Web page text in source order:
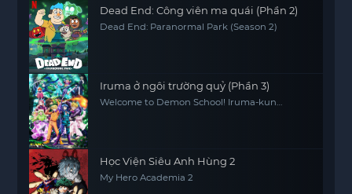
Dead End: Công viên ma quái (Phần 2)
Dead End: Paranormal Park (Season 2)
Iruma ở ngôi trường quỷ (Phần 3)
Welcome to Demon School! Iruma-kun
Học Viện Siêu Anh Hùng 2
My Hero Academia 2